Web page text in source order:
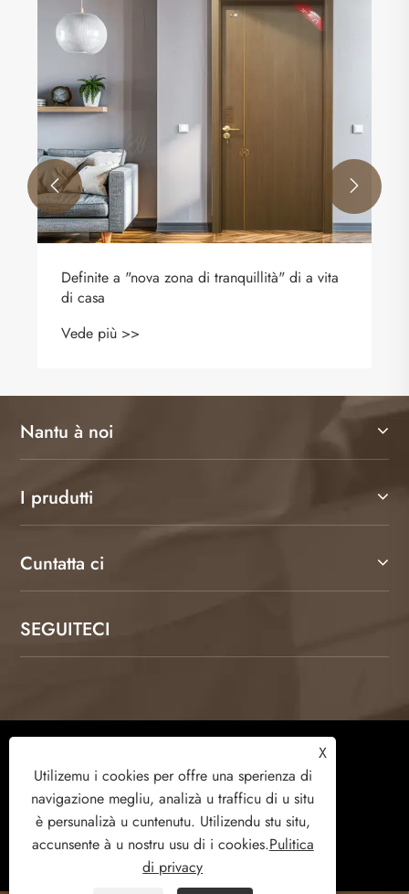
Cumu a tavola minerale antimicrobica
migliora l'igiene è a durabilità in i spazii
muderni
Vede più >>
 
Nantu à noi
I prudutti
Cuntatta ci
SEGUITECI
Technology Co., Ltd. Tutti i diritti riservati.
Links Sitemap RSS
XML
Pulitica di privacy
X
Utilizemu i cookies per offre una sperienza di
navigazione megliu, analizà u trafficu di u situ
è ​​persunalizà u cuntenutu. Utilizendu stu situ,
accunsente à u nostru usu di i cookies.Pulitica
di privacy